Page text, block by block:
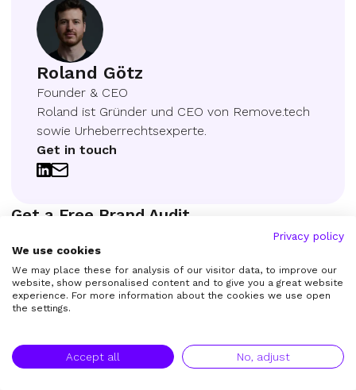
Get a Free Brand Audit
Tell us where your brand is showing up online and what you’re
most concerned about. We’ll review it and get back to you.
Roland Götz
Founder & CEO
Roland ist Gründer und CEO von Remove.tech
sowie Urheberrechtsexperte.
Get in touch
Privacy policy
We use cookies
We may place these for analysis of our visitor data, to improve our
website, show personalised content and to give you a great website
experience. For more information about the cookies we use open
the settings.
Accept all No, adjust